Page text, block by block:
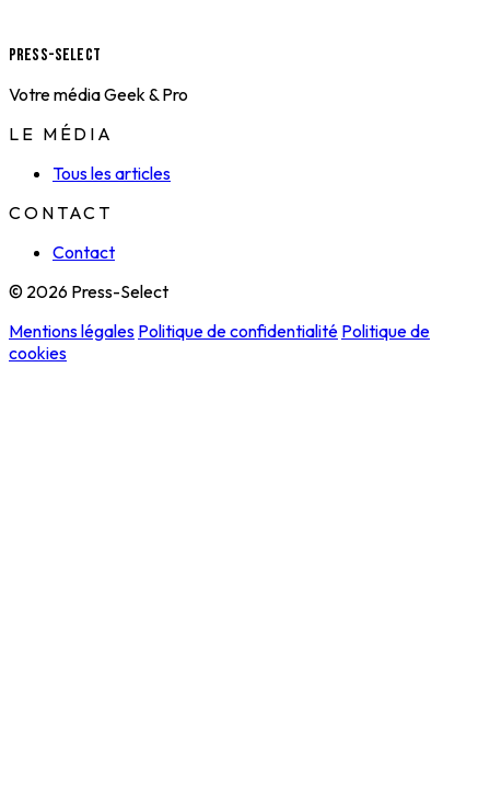
Press-Select
Votre média Geek & Pro
LE MÉDIA
Tous les articles
CONTACT
Contact
© 2026 Press-Select
Mentions légales Politique de confidentialité Politique de
cookies